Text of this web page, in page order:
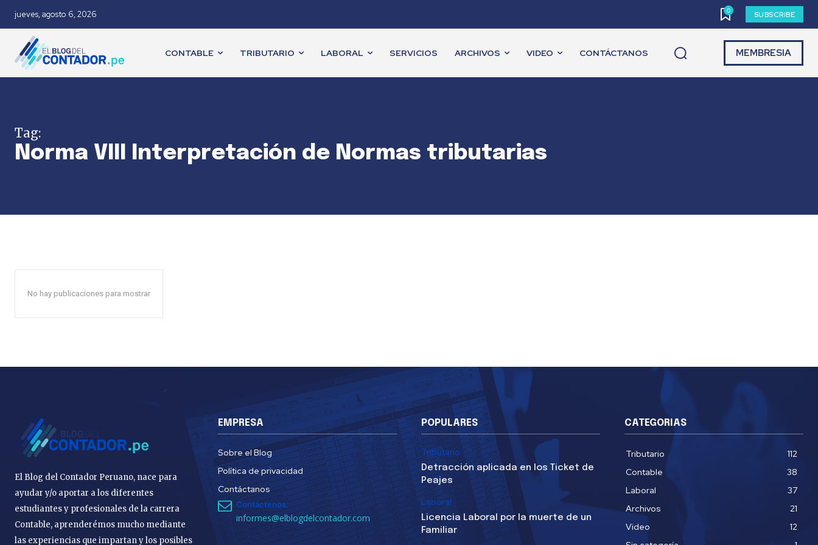
jueves, agosto 6, 2026 0 SUBSCRIBE
CONTABLE TRIBUTARIO LABORAL SERVICIOS ARCHIVOS VIDEO CONTÁCTANOS MEMBRESIA
Tag:
Norma VIII Interpretación de Normas tributarias
No hay publicaciones para mostrar
El Blog del Contador Peruano, nace para
ayudar y/o aportar a los diferentes
estudiantes y profesionales de la carrera
Contable, aprenderémos mucho mediante
las experiencias que impartan y los posibles
EMPRESA
Sobre el Blog
Política de privacidad
Contáctanos
Contáctenos:
informes@elblogdelcontador.com
POPULARES
Tributario
Detracción aplicada en los Ticket de
Peajes
Laboral
Licencia Laboral por la muerte de un
Familiar
CATEGORIAS
Tributario
112
Contable
38
Laboral
37
Archivos
21
Video
12